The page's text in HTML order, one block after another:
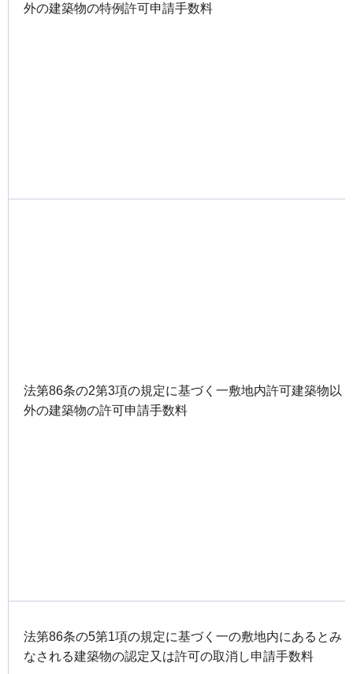
外の建築物の特例許可申請手数料
法第86条の2第3項の規定に基づく一敷地内許可建築物以
外の建築物の許可申請手数料
法第86条の5第1項の規定に基づく一の敷地内にあるとみ
なされる建築物の認定又は許可の取消し申請手数料